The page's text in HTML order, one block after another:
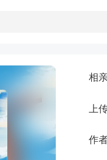
相
上
作